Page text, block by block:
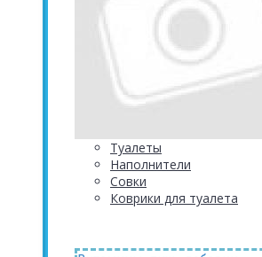
Туалеты
Наполнители
Совки
Коврики для туалета